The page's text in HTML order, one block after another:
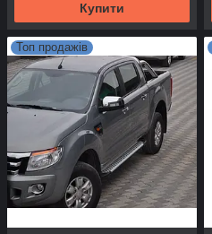
Купити
Топ продажів